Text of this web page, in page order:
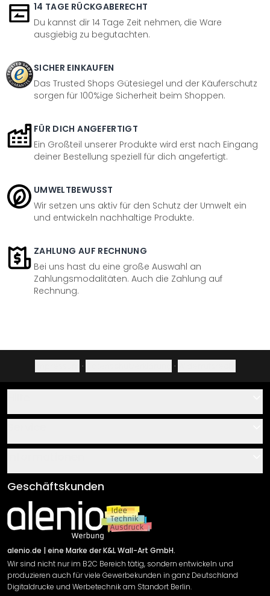
14 TAGE RÜCKGABERECHT
Du kannst dir 14 Tage Zeit nehmen, die Ware
ausgiebig zu begutachten.
SICHER EINKAUFEN
Das Trusted Shops Gütesiegel und der Käuferschutz
sorgen für 100%ige Sicherheit beim Shoppen.
FÜR DICH ANGEFERTIGT
Ein Großteil unserer Produkte wird erst nach Eingang
deiner Bestellung speziell für dich angefertigt.
UMWELTBEWUSST
Wir setzen uns aktiv für den Schutz der Umwelt ein
und entwickeln nachhaltige Produkte.
ZAHLUNG AUF RECHNUNG
Bei uns hast du eine große Auswahl an
Zahlungsmodalitäten. Auch die Zahlung auf
Rechnung.
· ·
Über uns
Klebe- und Montageanleitungen
Newsletter An-/Abmeldung
Sendungsverfolgung
AGB
Impressum
Versand & Zahlung
Rücksendung
Widerrufsrecht
Datenschutzerklärung
Geschäftskunden
alenio.de | eine Marke der K&L Wall-Art GmbH.
Wir sind nicht nur im B2C Bereich tätig, sondern entwickeln und
produzieren auch für viele Gewerbekunden in ganz Deutschland
Digitaldrucke und Werbetechnik am Standort Berlin.